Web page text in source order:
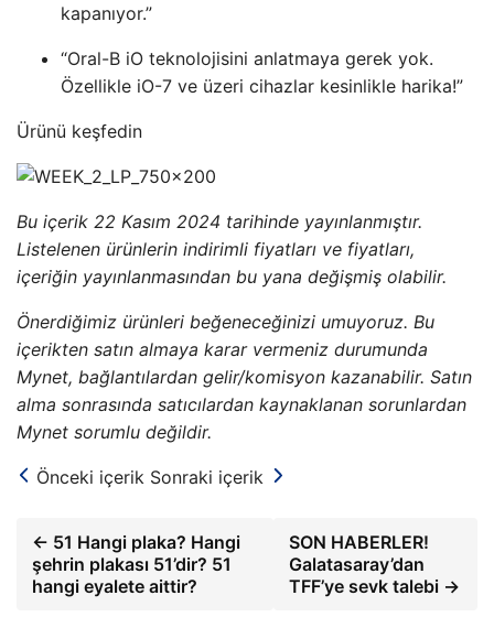
kapanıyor.”
“Oral-B iO teknolojisini anlatmaya gerek yok.
Özellikle iO-7 ve üzeri cihazlar kesinlikle harika!”
Ürünü keşfedin
Bu içerik 22 Kasım 2024 tarihinde yayınlanmıştır.
Listelenen ürünlerin indirimli fiyatları ve fiyatları,
içeriğin yayınlanmasından bu yana değişmiş olabilir.
Önerdiğimiz ürünleri beğeneceğinizi umuyoruz. Bu
içerikten satın almaya karar vermeniz durumunda
Mynet, bağlantılardan gelir/komisyon kazanabilir. Satın
alma sonrasında satıcılardan kaynaklanan sorunlardan
Mynet sorumlu değildir.
Önceki içerik Sonraki içerik
← 51 Hangi plaka? Hangi
şehrin plakası 51’dir? 51
hangi eyalete aittir?
SON HABERLER!
Galatasaray’dan
TFF’ye sevk talebi →